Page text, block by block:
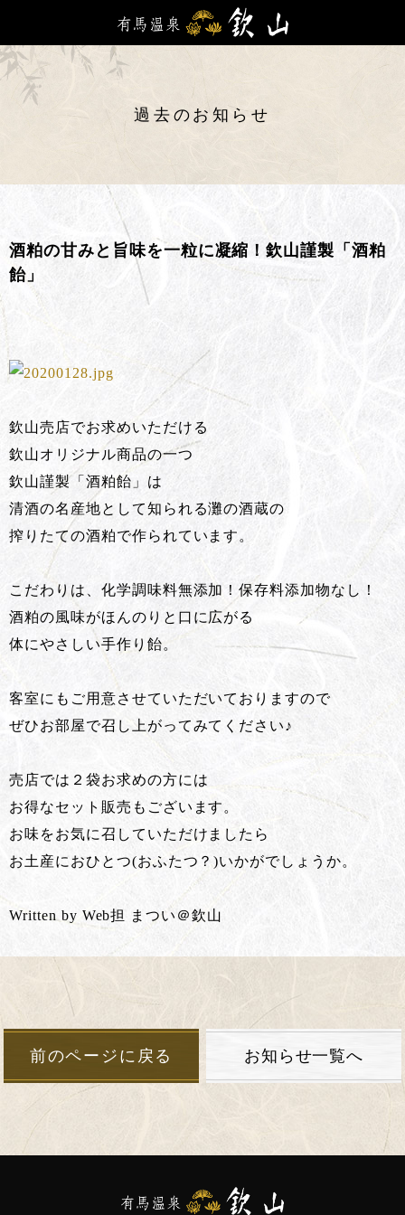
過去のお知らせ
酒粕の甘みと旨味を一粒に凝縮！欽山謹製「酒粕
飴」
欽山売店でお求めいただける
欽山オリジナル商品の一つ
欽山謹製「酒粕飴」は
清酒の名産地として知られる灘の酒蔵の
搾りたての酒粕で作られています。
こだわりは、化学調味料無添加！保存料添加物なし！
酒粕の風味がほんのりと口に広がる
体にやさしい手作り飴。
客室にもご用意させていただいておりますので
ぜひお部屋で召し上がってみてください♪
売店では２袋お求めの方には
お得なセット販売もございます。
お味をお気に召していただけましたら
お土産におひとつ(おふたつ？)いかがでしょうか。
Written by Web担 まつい＠欽山
前のページに戻る お知らせ一覧へ